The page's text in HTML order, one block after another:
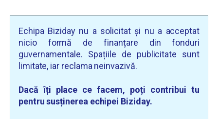
Echipa Biziday nu a solicitat și nu a acceptat
nicio formă de finanțare din fonduri
guvernamentale. Spațiile de publicitate sunt
limitate, iar reclama neinvazivă.
Dacă îți place ce facem, poți contribui tu
pentru susținerea echipei Biziday.